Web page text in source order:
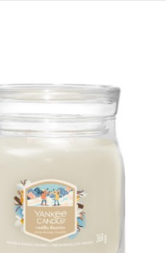
&
+
AWAKEN +